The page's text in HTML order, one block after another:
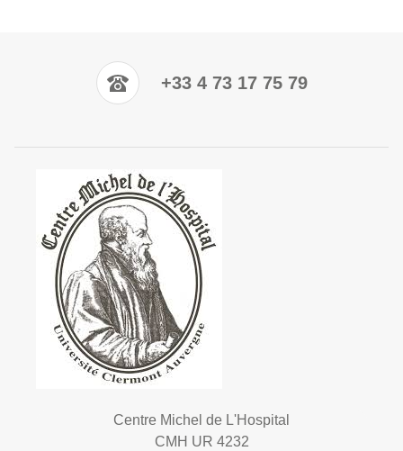
+33 4 73 17 75 79
Centre Michel de L'Hospital
CMH UR 4232